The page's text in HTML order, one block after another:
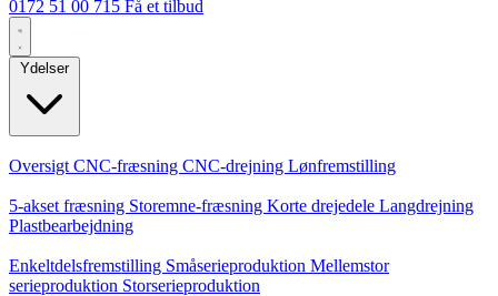
0172 51 00 715 Få et tilbud
Ydelser
Oversigt CNC-fræsning CNC-drejning Lønfremstilling
5-akset fræsning Storemne-fræsning Korte drejedele Langdrejning
Plastbearbejdning
Enkeltdelsfremstilling Småserieproduktion Mellemstor
serieproduktion Storserieproduktion